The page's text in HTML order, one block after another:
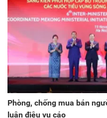
Phòng, chống mua bán
luận điệu vu cáo